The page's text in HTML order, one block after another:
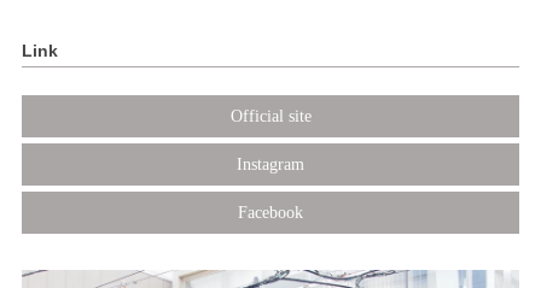
Link
Official site
Instagram
Facebook